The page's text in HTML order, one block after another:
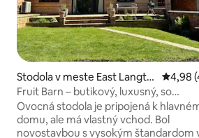
Stodola v meste East Langto
n
4,98
Fruit Barn – butikový, luxusný, so
zabezpečeným parkovaním.
Ovocná stodola je pripojená k
domu, ale má vlastný vchod. Bol
novostavbou s vysokým štandardom